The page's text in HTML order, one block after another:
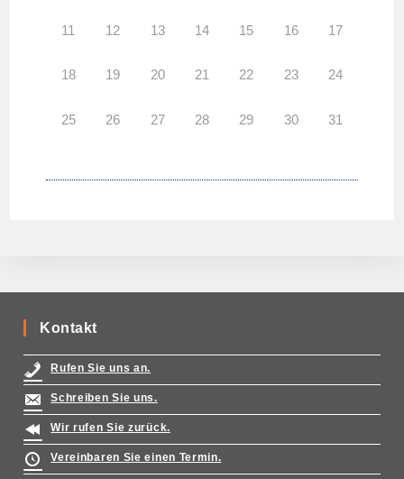
11 12 13 14 15 16 17
18 19 20 21 22 23 24
25 26 27 28 29 30 31
Kontakt
Rufen Sie uns an.
Schreiben Sie uns.
Wir rufen Sie zurück.
Vereinbaren Sie einen Termin.